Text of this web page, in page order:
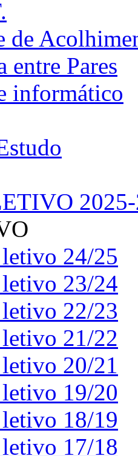
de
entre Pares
informático
24/25
23/24
22/23
21/22
20/21
19/20
18/19
17/18